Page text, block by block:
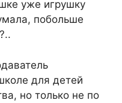
уже игрушку
побольше
для детей
но только не по